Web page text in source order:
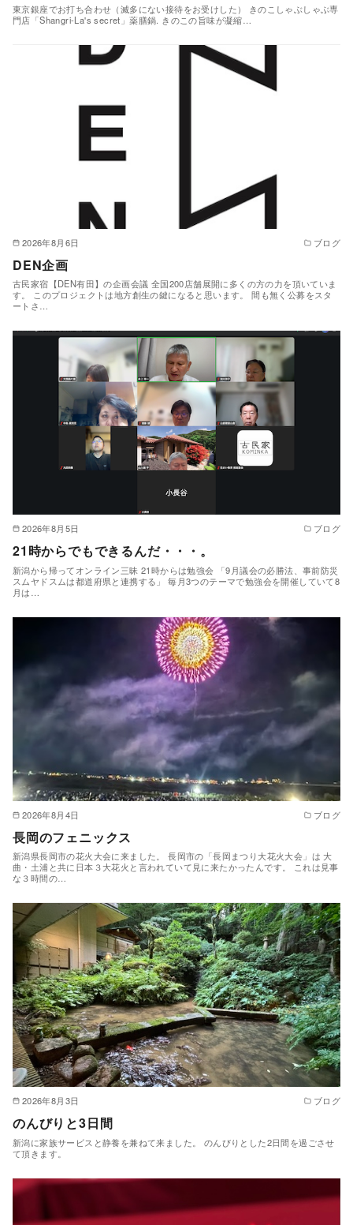
東京銀座でお打ち合わせ（滅多にない接待をお受けした） きのこしゃぶしゃぶ専
門店「Shangri-La's secret」薬膳鍋. きのこの旨味が凝縮…
2026年8月6日 ブログ
DEN企画
古民家宿【DEN有田】の企画会議 全国200店舗展開に多くの方の力を頂いていま
す。 このプロジェクトは地方創生の鍵になると思います。 間も無く公募をスタ
ートさ…
2026年8月5日 ブログ
21時からでもできるんだ・・・。
新潟から帰ってオンライン三昧 21時からは勉強会 「9月議会の必勝法、事前防災
スムヤドスムは都道府県と連携する」 毎月3つのテーマで勉強会を開催していて8
月は…
2026年8月4日 ブログ
長岡のフェニックス
新潟県長岡市の花火大会に来ました。 長岡市の「長岡まつり大花火大会」は 大
曲・土浦と共に日本３大花火と言われていて見に来たかったんです。 これは見事
な３時間の…
2026年8月3日 ブログ
のんびりと3日間
新潟に家族サービスと静養を兼ねて来ました。 のんびりとした2日間を過ごさせ
て頂きます。